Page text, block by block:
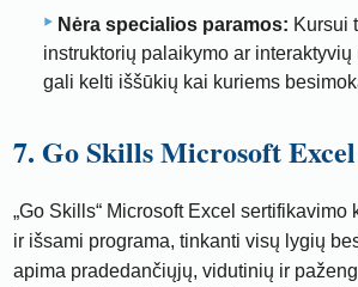
Nėra specialios paramos: Kursui
instruktorių palaikymo ar interaktyvių
gali kelti iššūkių kai kuriems
7. Go Skills Microsoft
„Go Skills“ Microsoft Excel sertifikavimo
ir išsami programa, tinkanti visų lygių
apima pradedančiųjų, vidutinių ir